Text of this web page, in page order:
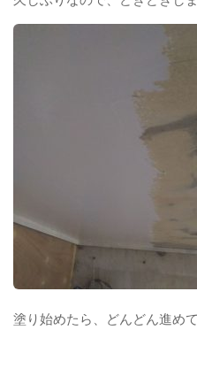
塗り始めたら、どんどん進めて